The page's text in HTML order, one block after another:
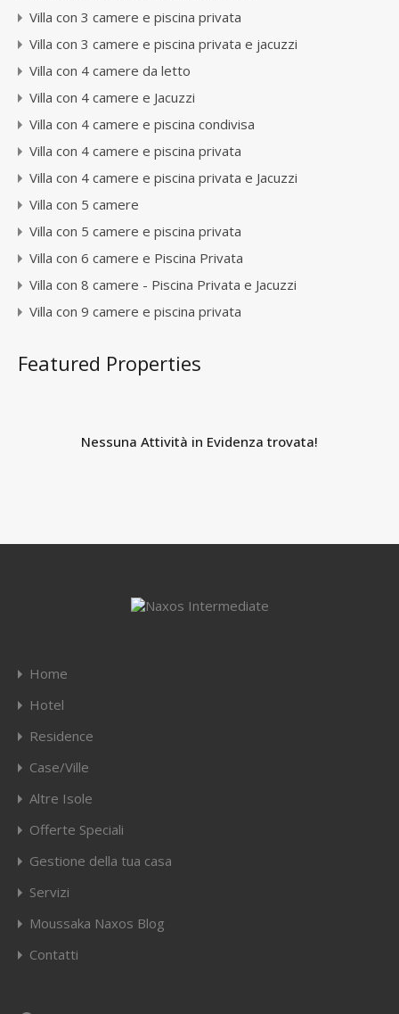
Villa con 3 camere e piscina privata
Villa con 3 camere e piscina privata e jacuzzi
Villa con 4 camere da letto
Villa con 4 camere e Jacuzzi
Villa con 4 camere e piscina condivisa
Villa con 4 camere e piscina privata
Villa con 4 camere e piscina privata e Jacuzzi
Villa con 5 camere
Villa con 5 camere e piscina privata
Villa con 6 camere e Piscina Privata
Villa con 8 camere - Piscina Privata e Jacuzzi
Villa con 9 camere e piscina privata
Featured Properties
Nessuna Attività in Evidenza trovata!
Home
Hotel
Residence
Case/Ville
Altre Isole
Offerte Speciali
Gestione della tua casa
Servizi
Moussaka Naxos Blog
Contatti